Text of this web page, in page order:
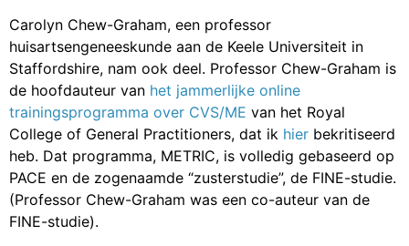
Carolyn Chew-Graham, een professor
huisartsengeneeskunde aan de Keele Universiteit in
Staffordshire, nam ook deel. Professor Chew-Graham is
de hoofdauteur van het jammerlijke online
trainingsprogramma over CVS/ME van het Royal
College of General Practitioners, dat ik hier bekritiseerd
heb. Dat programma, METRIC, is volledig gebaseerd op
PACE en de zogenaamde “zusterstudie”, de FINE-studie.
(Professor Chew-Graham was een co-auteur van de
FINE-studie).